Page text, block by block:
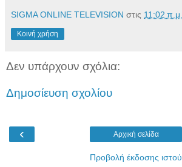
SIGMA ONLINE TELEVISION στις 11:02 π.μ.
Κοινή χρήση
Δεν υπάρχουν σχόλια:
Δημοσίευση σχολίου
‹ Αρχική σελίδα
Προβολή έκδοσης ιστού